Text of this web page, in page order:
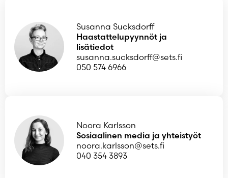
Susanna Sucksdorff
Haastattelupyynnöt ja
lisätiedot
susanna.sucksdorff@sets.fi
050 574 6966
Noora Karlsson
Sosiaalinen media ja yhteistyöt
noora.karlsson@sets.fi
040 354 3893